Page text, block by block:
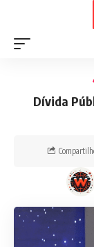
Dívida